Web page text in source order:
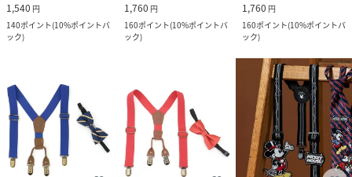
1,540 円
140ポイント(10%ポイントバ
ック)
1,760 円
160ポイント(10%ポイントバ
ック)
1,760 円
160ポイント(10%ポイントバ
ック)